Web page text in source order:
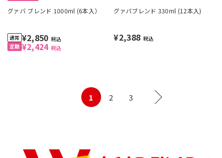
グァバ ブレンド 1000ml (6本入）
¥2,424 税込
¥2,850 税込
グァバブレンド 330ml (12本入)
¥2,388 税込
1 2 3